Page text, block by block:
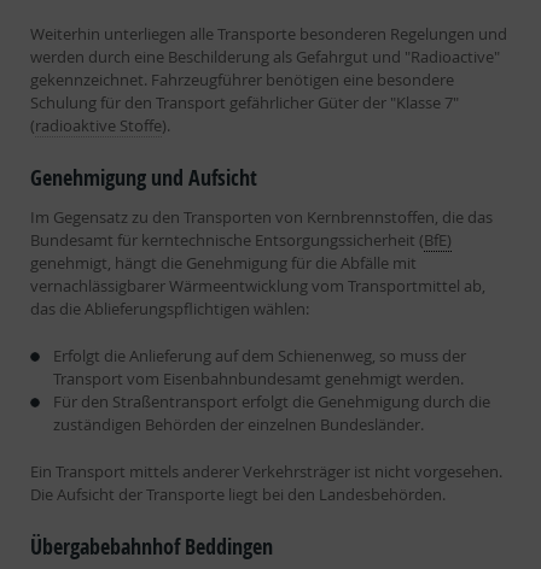
Weiterhin unterliegen alle Transporte besonderen Regelungen und
werden durch eine Beschilderung als Gefahrgut und "Radioactive"
gekennzeichnet. Fahrzeugführer benötigen eine besondere
Schulung für den Transport gefährlicher Güter der "Klasse 7"
(radioaktive Stoffe).
Genehmigung und Aufsicht
Im Gegensatz zu den Transporten von Kernbrennstoffen, die das
Bundesamt für kerntechnische Entsorgungssicherheit (BfE)
genehmigt, hängt die Genehmigung für die Abfälle mit
vernachlässigbarer Wärmeentwicklung vom Transportmittel ab,
das die Ablieferungspflichtigen wählen:
Erfolgt die Anlieferung auf dem Schienenweg, so muss der
Transport vom Eisenbahnbundesamt genehmigt werden.
Für den Straßentransport erfolgt die Genehmigung durch die
zuständigen Behörden der einzelnen Bundesländer.
Ein Transport mittels anderer Verkehrsträger ist nicht vorgesehen.
Die Aufsicht der Transporte liegt bei den Landesbehörden.
Übergabebahnhof Beddingen